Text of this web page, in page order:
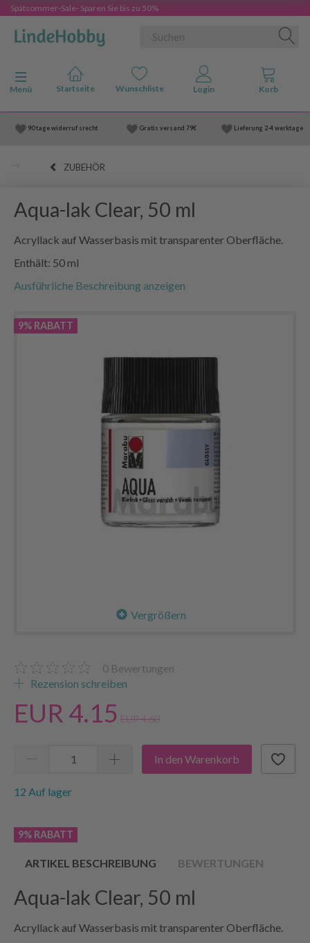
Spätsommer-Sale- Sparen Sie bis zu 50%
Anzeige ändern
Menü
90 tage widerruf srecht Gratis versand 79€ Lieferung 2-4 werktage
ZUBEHÖR
Aqua-lak Clear, 50 ml
Acryllack auf Wasserbasis mit transparenter Oberfläche.
Enthält: 50 ml
Ausführliche Beschreibung anzeigen
9% RABATT
Vergrößern
0 Bewertungen
Rezension schreiben
EUR 4.15 EUR 4.60
In den Warenkorb
12 Auf lager
9% RABATT
ARTIKEL BESCHREIBUNG BEWERTUNGEN
Aqua-lak Clear, 50 ml
Acryllack auf Wasserbasis mit transparenter Oberfläche.